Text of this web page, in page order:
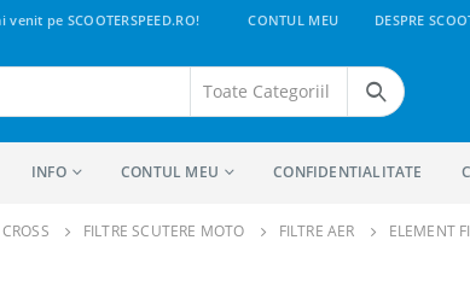
venit pe SCOOTERSPEED.RO! CONTUL MEU DESPRE
INFO CONTUL MEU CONFIDENTIALITATE
FILTRE SCUTERE MOTO FILTRE AER ELEMENT